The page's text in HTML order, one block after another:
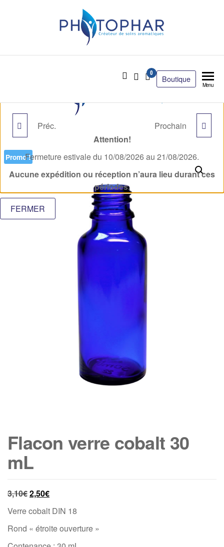
Boutique
0
Menu
FLACON VERRE 20 ML
Préc. FLACON VERRE
Prochain
Promo !
Flacon verre cobalt 30
mL
3,10€2,50€
Verre cobalt DIN 18
Rond « étroite ouverture »
Attention!
Fermeture estivale du 10/08/2026 au 21/08/2026.
Aucune expédition ou réception n’aura lieu durant ces
périodes.
FERMER